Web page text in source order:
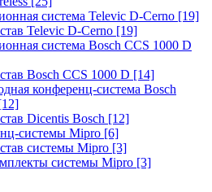
система Televic D-Cerno [19]
Televic D-Cerno [19]
система Bosch CCS 1000 D
Bosch CCS 1000 D [14]
конференц-система Bosch
Dicentis Bosch [12]
системы Mipro [6]
системы Mipro [3]
системы Mipro [3]